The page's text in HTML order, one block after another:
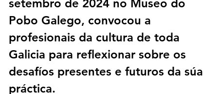
setembro de 2024 no Museo do
Pobo Galego, convocou a
profesionais da cultura de toda
Galicia para reflexionar sobre os
desafíos presentes e futuros da súa
práctica.